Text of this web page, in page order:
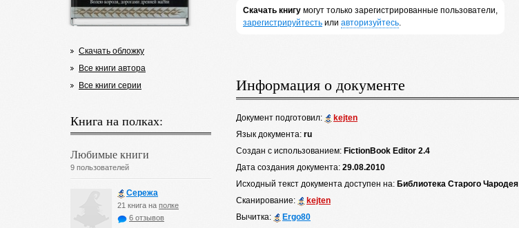
Скачать обложку
Все книги автора
Все книги серии
Книга на полках:
Любимые книги
9 пользователей
Сережа
21 книга на полке
6 отзывов
Скачать книгу могут только зарегистрированные пользователи,
зарегистрируйтесть или авторизуйтесь.
Информация о документе
Документ подготовил:
kejten
Язык документа: ru
Создан с использованием: FictionBook Editor 2.4
Дата создания документа: 29.08.2010
Исходный текст документа доступен на: Библиотека Старого Чародея
Сканирование:
kejten
Вычитка:
Ergo80